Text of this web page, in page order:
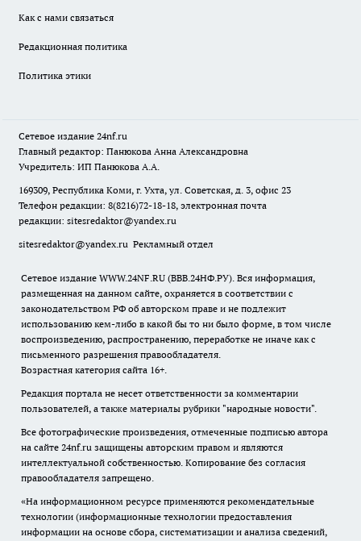
Как с нами связаться
Редакционная политика
Политика этики
Сетевое издание 24nf.ru
Главный редактор: Панюкова Анна Александровна
Учредитель: ИП Панюкова А.А.
169309, Республика Коми, г. Ухта, ул. Советская, д. 3, офис 23
Телефон редакции: 8(8216)72-18-18, электронная почта
редакции: sitesredaktor@yandex.ru
sitesredaktor@yandex.ru Рекламный отдел
Сетевое издание WWW.24NF.RU (ВВВ.24НФ.РУ). Вся информация,
размещенная на данном сайте, охраняется в соответствии с
законодательством РФ об авторском праве и не подлежит
использованию кем-либо в какой бы то ни было форме, в том числе
воспроизведению, распространению, переработке не иначе как с
письменного разрешения правообладателя.
Возрастная категория сайта 16+.
Редакция портала не несет ответственности за комментарии
пользователей, а также материалы рубрики "народные новости".
Все фотографические произведения, отмеченные подписью автора
на сайте 24nf.ru защищены авторским правом и являются
интеллектуальной собственностью. Копирование без согласия
правообладателя запрещено.
«На информационном ресурсе применяются рекомендательные
технологии (информационные технологии предоставления
информации на основе сбора, систематизации и анализа сведений,